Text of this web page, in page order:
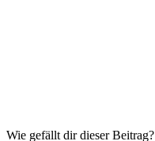
Wie gefällt dir dieser Beitrag?